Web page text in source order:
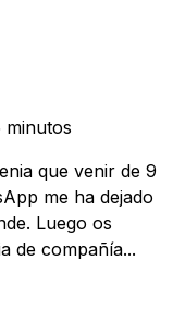
minutos
que venir de 9
me ha dejado
Luego os
de compañía...